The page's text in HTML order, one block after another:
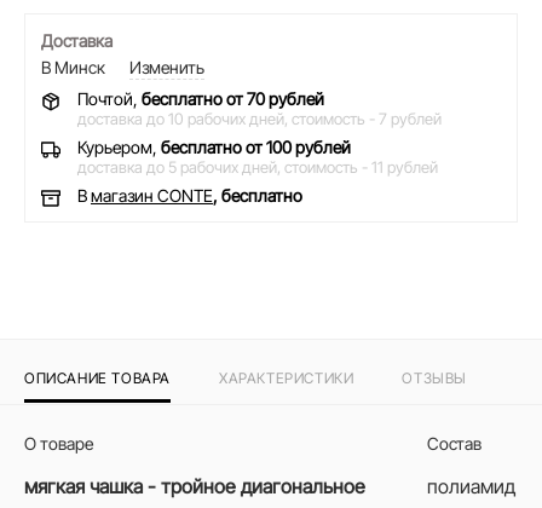
Доставка
В Минск
Изменить
Почтой, бесплатно от 70 рублей
доставка до 10 рабочих дней, стоимость - 7 рублей
Курьером, бесплатно от 100 рублей
доставка до 5 рабочих дней, стоимость - 11 рублей
Вмагазин CONTE, бесплатно
ОПИСАНИЕ ТОВАРА ХАРАКТЕРИСТИКИ ОТЗЫВЫ
О товаре
мягкая чашка - тройное диагональное
Состав
полиамид